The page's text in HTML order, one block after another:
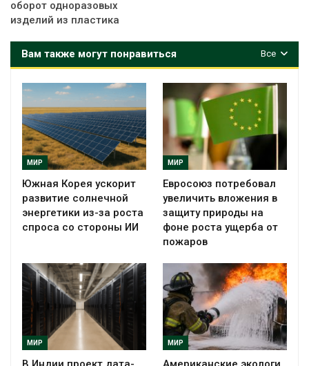
оборот одноразовых
изделий из пластика
Все
Вам также могут понравиться
МИР
Южная Корея ускорит
развитие солнечной
энергетики из-за роста
спроса со стороны ИИ
МИР
Евросоюз потребовал
увеличить вложения в
защиту природы на
фоне роста ущерба от
пожаров
МИР МИР